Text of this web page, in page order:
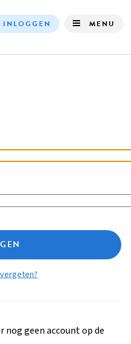
INLOGGEN MENU
nog geen account op de